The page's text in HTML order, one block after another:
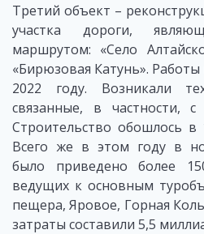
Третий объект –
участка дороги,
маршрутом: «Село
«Бирюзовая Катунь».
2022 году. Возникали
связанные, в частности,
Строительство обошлось в
Всего же в этом году в
было приведено более
ведущих к основным
пещера, Яровое, Горная
затраты составили 5,5